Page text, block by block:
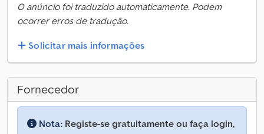
O anúncio foi traduzido automaticamente. Podem
ocorrer erros de tradução.
Solicitar mais informações
Fornecedor
Nota: Registe-se gratuitamente ou faça login,